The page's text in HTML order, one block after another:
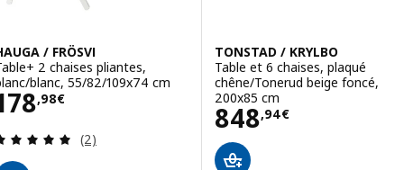
/ FRÖSVI
2 chaises pliantes,
blanc, 55/82/109x74 cm
,98€
178,98€
Révision: 5 hors de 5 étoiles. Nombre total de
(2)
TONSTAD / KRYLBO
Table et 6 chaises, plaqué
chêne/Tonerud beige foncé,
200x85 cm
848,94€
Prix 848,94€